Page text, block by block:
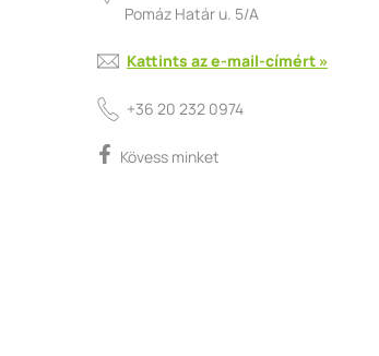
Pomáz Határ u. 5/A
Kattints az e-mail-címért »
+36 20 232 0974
Kövess minket